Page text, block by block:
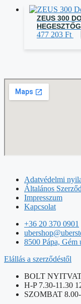
ZEUS 300
477 203 Ft
Adatvédelmi
Általános
Impresszum
Kapcsolat
+36 20 370 0901
8500 Pápa, Gém
Elállás a szerződéstől
BOLT
H-P 7.30-11.30
SZOMBAT